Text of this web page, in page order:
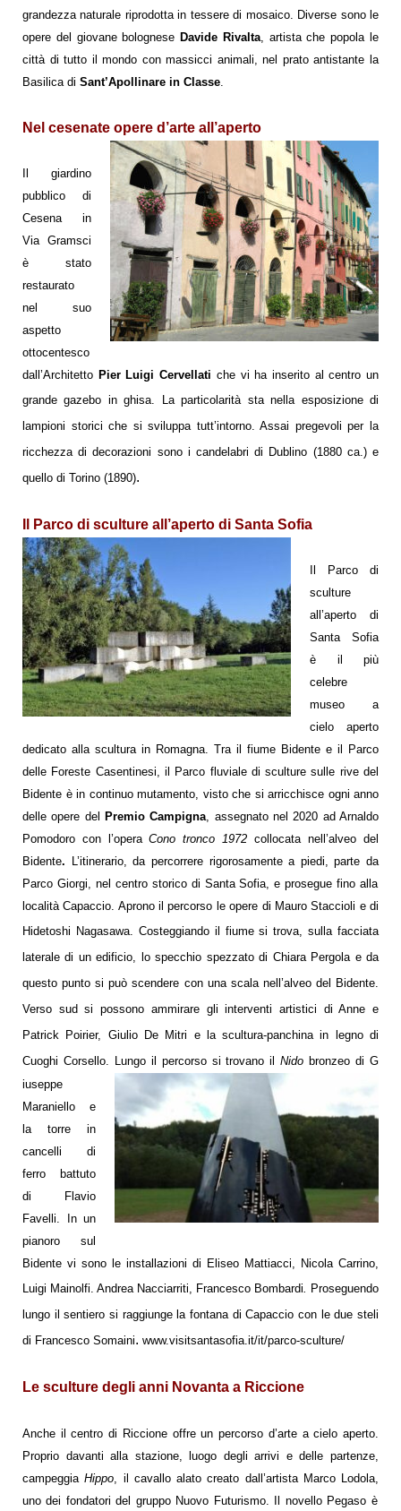
grandezza naturale riprodotta in tessere di mosaico.
Diverse sono le
opere del giovane bolognese Davide Rivalta, artista che popola le
città di tutto il mondo con massicci animali , nel prato antistante la
Basilica di Sant’Apollinare in Classe
Nel cesenate opere d’arte all’aperto
Il giardino
pubblico di
Cesena in
Via Gramsci
è stato
restaurato
nel suo
aspetto
ottocentesco
dall’Architetto Pier Luigi Cervellati che vi ha inserito al centro un
grande gazebo in ghisa. La particolarità sta nella esposizione di
lampioni storici che si sviluppa tutt’intorno. Assai pregevoli per la
ricchezza di decorazioni sono i candelabri di Dublino (1880 ca.) e
quello di Torino (1890).
Il Parco di sculture all’aperto di Santa Sofia
Il Parco di
sculture
all’aperto di
Santa Sofia
è il più
celebre
museo a
cielo aperto
dedicato alla scultura in Romagna. Tra il fiume Bidente e il Parco
delle Foreste Casentinesi, il Parco fluviale di sculture sulle rive del
Bidente è in continuo mutamento, visto che si arricchisce ogni anno
delle opere del
Premio Campigna, assegnato nel 2020 ad Arnaldo
Pomodoro con l’opera Cono tronco 1972 collocata nell’alveo del
Bidente. L’itinerario,da percorrere rigorosamente a piedi,parte da
Parco Giorgi, nel centro storico di Santa Sofia, e proseguefino alla
località Capaccio. Aprono il percorso le opere di Mauro Staccioli edi
Hidetoshi Nagasawa. Costeggiando il fiume si trova, sulla facciata
laterale di un edificio, lo specchio spezzato di Chiara Pergola e da
questo punto si può scendere con una scala nell’alveo del Bidente.
Verso sud si possono ammirare gli interventi artistici di Anne e
Patrick Poirier, Giulio De Mitri e la scultura-panc hina in legno di
Cuoghi Corsello. Lungo il percorso si trovano ilNido bronzeo di G
iuseppe
Maraniello e
la torre in
cancelli di
ferro battuto
di Flavio
Favelli. In un
pianoro sul
Bidente vi sono le installazioni di Eliseo Mattiacci, Nicola Carrino,
Luigi Mainolfi. Andrea Nacciarriti, Francesco Bombardi. Proseguendo
lungo il sentiero si raggiunge la fontana di Capaccio con le due steli
di Francesco Somaini. www.visitsantasofia.it/it/parco-sculture/
Le sculture degli anni Novanta a Riccione
Anche il centro di Riccione offre un percorso d’arte a cielo aperto.
Proprio davanti alla stazione, luogo degli arrivi e delle partenze,
campeggiaHippo , il cavallo alato creato dall’artista Marco Lodola,
uno dei fondatori del gruppo Nuovo Futurismo. Il novello Pegaso è